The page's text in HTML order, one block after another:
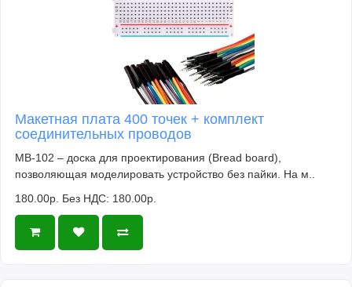
Макетная плата 400 точек + комплект
соединительных проводов
MB-102 – доска для проектирования (Bread board),
позволяющая моделировать устройство без пайки. На м..
180.00р. Без НДС: 180.00р.